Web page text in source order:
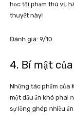
học tội phạm thú vị,
thuyết này!
Đánh giá: 9/10
4. Bí mật
Những tác phẩm của
một dấu ấn khó phai
sự lồng ghép nhiều